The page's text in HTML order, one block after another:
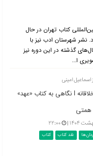
کتاب تهران در حال
ادامه دارد. نشر شهرستان ادب نیز با
گذشته در این دوره نیز
ا...
اسماعیل امینی
آمیزه‌ای خلاقانه l نگاهی به کتاب «عهد»
همتی
۲۲:۰۰
نقد کتاب
کتاب